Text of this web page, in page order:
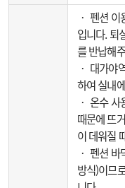
‧ 펜션 이
입니다. 퇴
를 반납해
‧ 대가야
하여 실내
‧ 온수 사
때문에 뜨
이 데워질
‧ 펜션 바
방식)이므